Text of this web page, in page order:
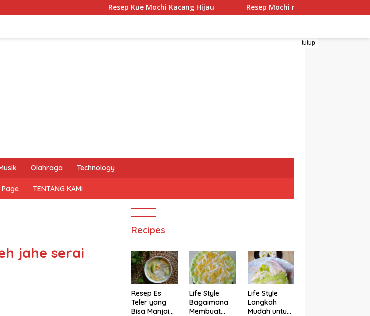
Resep Kue Mochi Kacang Hijau Resep Mochi menggo
tutup
Olahraga Technology
Page TENTANG KAMI
jahe serai
Recipes
Resep Es
Teler yang
Bisa Manjain
Life Style
Bagaimana
Membuat
Life Style
Langkah
Mudah untuk